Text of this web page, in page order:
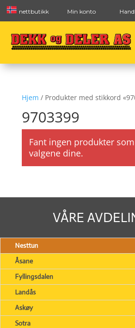
nettbutikk Min konto
Hjem / Produkter med stikkord
9703399
Fant ingen produkter
valgene dine.
VÅRE
Nesttun
Åsane
Fyllingsdalen
Landås
Askøy
Sotra